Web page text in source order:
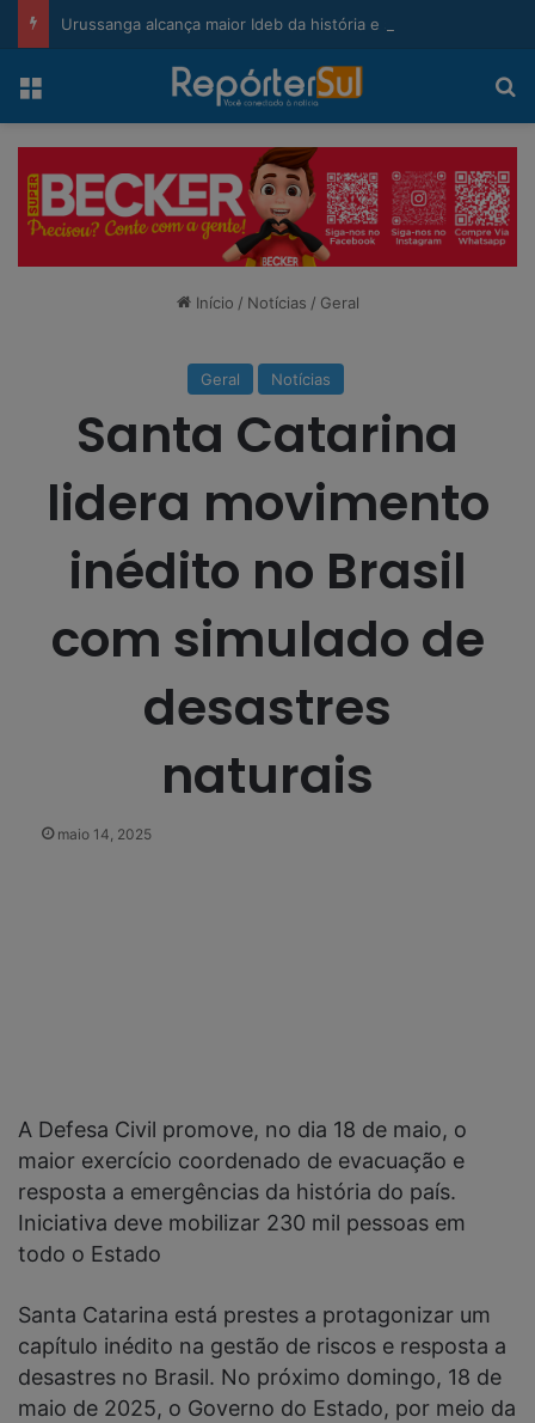
Menu
Início / Notícias / Geral
Geral Notícias
Santa Catarina
lidera movimento
inédito no Brasil
com simulado de
desastres
naturais
maio 14, 2025
A Defesa Civil promove, no dia 18 de maio, o
maior exercício coordenado de evacuação e
resposta a emergências da história do país.
Iniciativa deve mobilizar 230 mil pessoas em
todo o Estado
Santa Catarina está prestes a protagonizar um
capítulo inédito na gestão de riscos e resposta a
desastres no Brasil. No próximo domingo, 18 de
maio de 2025, o Governo do Estado, por meio da